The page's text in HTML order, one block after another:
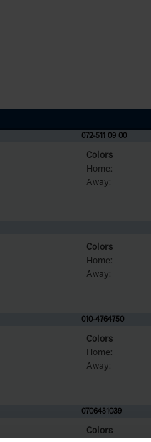
072-511 09 00
Colors
Home:
Away:
Colors
Home:
Away:
010-4764750
Colors
Home:
Away:
0706431039
Colors